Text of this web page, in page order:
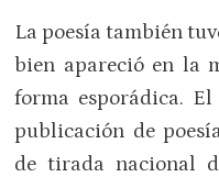
La poesía también
bien apareció en la
forma esporádica.
publicación de
de tirada nacional